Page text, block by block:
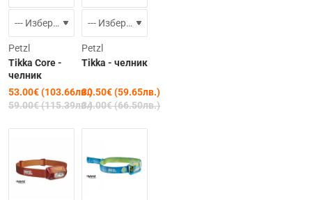
Petzl
Tikka Core -
челник
53.00€ (103.66лв.)
59.00€ (115.39лв.)
Petzl
Tikka - челник
30.50€ (59.65лв.)
34.00€ (66.50лв.)